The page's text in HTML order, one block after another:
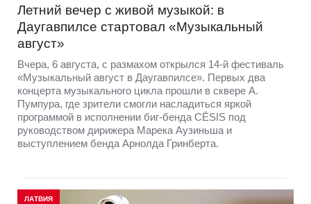
Летний вечер с живой музыкой: в
Даугавпилсе стартовал «Музыкальный
август»
Вчера, 6 августа, с размахом открылся 14-й фестиваль
«Музыкальный август в Даугавпилсе». Первых два
концерта музыкального цикла прошли в сквере А.
Пумпура, где зрители смогли насладиться яркой
программой в исполнении биг-бенда CĒSIS под
руководством дирижера Марека Аузиньша и
выступлением бенда Арнолда Гринберта.
ЛАТВИЯ